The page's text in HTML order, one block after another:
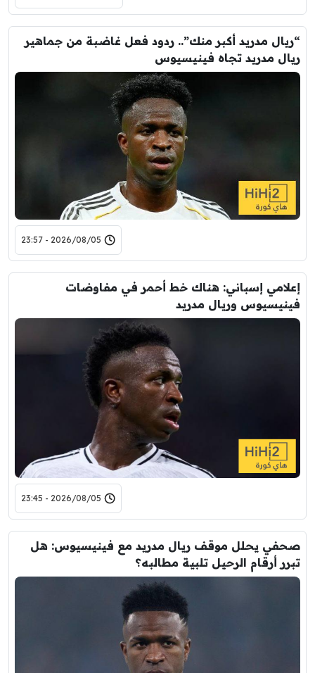
“ريال مدريد أكبر منك”.. ردود فعل غاضبة من جماهير
ريال مدريد تجاه فينيسيوس
2026/08/05 - 23:57
إعلامي إسباني: هناك خط أحمر في مفاوضات
فينيسيوس وريال مدريد
2026/08/05 - 23:45
صحفي يحلل موقف ريال مدريد مع فينيسيوس: هل
تبرر أرقام الرحيل تلبية مطالبه؟